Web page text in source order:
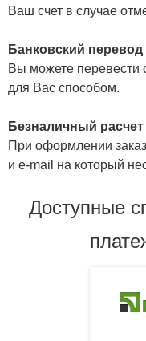
Ваш счет в случае
Банковский
Вы можете перевести
для Вас способом.
Безналичный
При оформлении
и e-mail на который
Доступные